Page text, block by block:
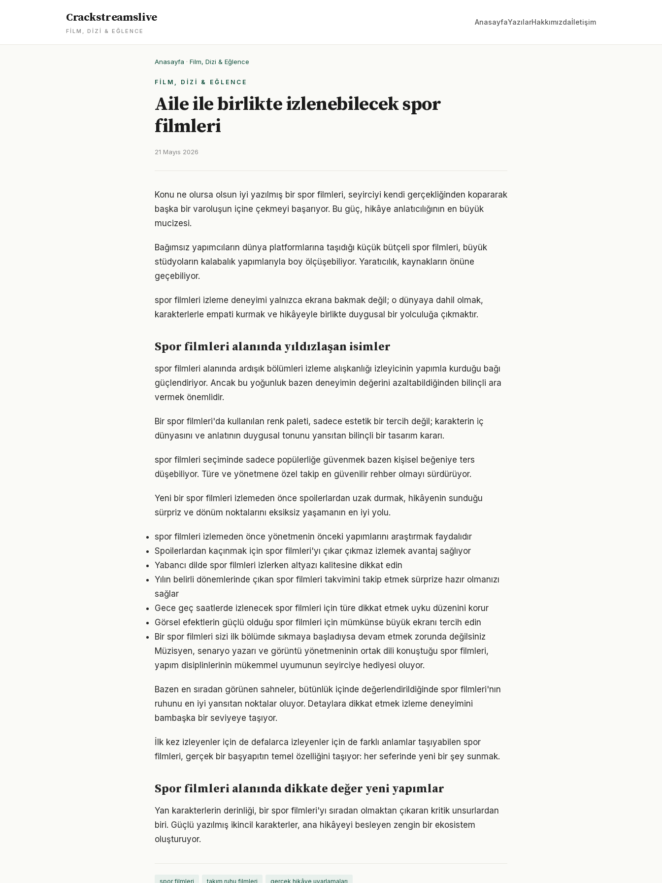
Crackstreamslive
FILM, DIZI & EĞLENCE
AnasayfaYazılarHakkımızdaİletişim
Anasayfa · Film, Dizi & Eğlence
FILM, DIZI & EĞLENCE
Aile ile birlikte izlenebilecek spor
filmleri
21 Mayıs 2026
Konu ne olursa olsun iyi yazılmış bir spor filmleri, seyirciyi kendi gerçekliğinden kopararak
başka bir varoluşun içine çekmeyi başarıyor. Bu güç, hikâye anlatıcılığının en büyük
mucizesi.
Bağımsız yapımcıların dünya platformlarına taşıdığı küçük bütçeli spor filmleri, büyük
stüdyoların kalabalık yapımlarıyla boy ölçüşebiliyor. Yaratıcılık, kaynakların önüne
geçebiliyor.
spor filmleri izleme deneyimi yalnızca ekrana bakmak değil; o dünyaya dahil olmak,
karakterlerle empati kurmak ve hikâyeyle birlikte duygusal bir yolculuğa çıkmaktır.
Spor filmleri alanında yıldızlaşan isimler
spor filmleri alanında ardışık bölümleri izleme alışkanlığı izleyicinin yapımla kurduğu bağı
güçlendiriyor. Ancak bu yoğunluk bazen deneyimin değerini azaltabildiğinden bilinçli ara
vermek önemlidir.
Bir spor filmleri'da kullanılan renk paleti, sadece estetik bir tercih değil; karakterin iç
dünyasını ve anlatının duygusal tonunu yansıtan bilinçli bir tasarım kararı.
spor filmleri seçiminde sadece popülerliğe güvenmek bazen kişisel beğeniye ters
düşebiliyor. Türe ve yönetmene özel takip en güvenilir rehber olmayı sürdürüyor.
Yeni bir spor filmleri izlemeden önce spoilerlardan uzak durmak, hikâyenin sunduğu
sürpriz ve dönüm noktalarını eksiksiz yaşamanın en iyi yolu.
spor filmleri izlemeden önce yönetmenin önceki yapımlarını araştırmak faydalıdır
Spoilerlardan kaçınmak için spor filmleri'yı çıkar çıkmaz izlemek avantaj sağlıyor
Yabancı dilde spor filmleri izlerken altyazı kalitesine dikkat edin
Yılın belirli dönemlerinde çıkan spor filmleri takvimini takip etmek sürprize hazır olmanızı
sağlar
Gece geç saatlerde izlenecek spor filmleri için türe dikkat etmek uyku düzenini korur
Görsel efektlerin güçlü olduğu spor filmleri için mümkünse büyük ekranı tercih edin
Bir spor filmleri sizi ilk bölümde sıkmaya başladıysa devam etmek zorunda değilsiniz
Müzisyen, senaryo yazarı ve görüntü yönetmeninin ortak dili konuştuğu spor filmleri,
yapım disiplinlerinin mükemmel uyumunun seyirciye hediyesi oluyor.
Bazen en sıradan görünen sahneler, bütünlük içinde değerlendirildiğinde spor filmleri'nın
ruhunu en iyi yansıtan noktalar oluyor. Detaylara dikkat etmek izleme deneyimini
bambaşka bir seviyeye taşıyor.
İlk kez izleyenler için de defalarca izleyenler için de farklı anlamlar taşıyabilen spor
filmleri, gerçek bir başyapıtın temel özelliğini taşıyor: her seferinde yeni bir şey sunmak.
Spor filmleri alanında dikkate değer yeni yapımlar
Yan karakterlerin derinliği, bir spor filmleri'yı sıradan olmaktan çıkaran kritik unsurlardan
biri. Güçlü yazılmış ikincil karakterler, ana hikâyeyi besleyen zengin bir ekosistem
oluşturuyor.
spor filmleri takım ruhu filmleri gerçek hikâye uyarlamaları